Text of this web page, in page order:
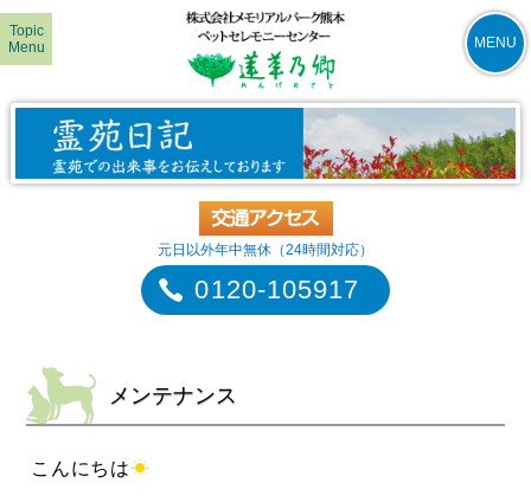
Topic
Menu
MENU
元日以外年中無休（24時間対応）
0120-105917
メンテナンス
こんにちは☀